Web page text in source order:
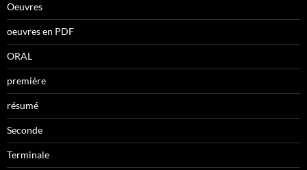
Oeuvres
oeuvres en PDF
ORAL
première
résumé
Seconde
Terminale